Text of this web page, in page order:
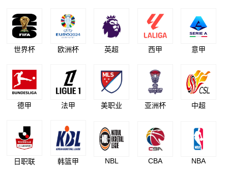
世界杯 欧洲杯 英超 西甲 意甲
德甲 法甲 美职业 亚洲杯 中超
日职联 韩篮甲 NBL CBA NBA